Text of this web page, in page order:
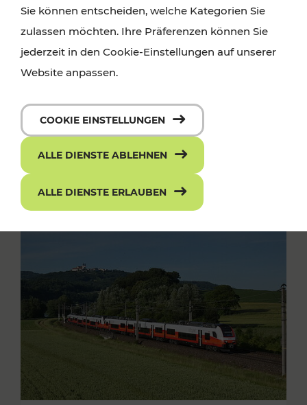
Sie können entscheiden, welche Kategorien Sie
zulassen möchten. Ihre Präferenzen können Sie
jederzeit in den Cookie-Einstellungen auf unserer
Website anpassen.
COOKIE EINSTELLUNGEN
ALLE DIENSTE ABLEHNEN
ALLE DIENSTE ERLAUBEN